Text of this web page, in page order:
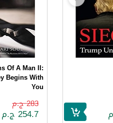
Of A Man II:
Begins With
You
Mr. Amari Soul
283 ج.م
254.7 ج.م